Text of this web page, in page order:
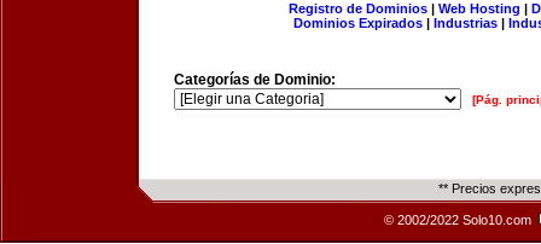
Registro de Dominios| Web Hosting |
Dominios Expirados | Industrias |
Categorías de Dominio:
[Pág.
** Precios
© 2002/2022 Solo10.com